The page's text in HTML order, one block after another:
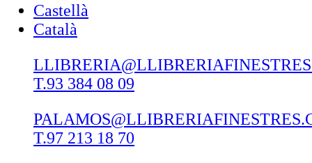
Castellà
Català
T.93 384 08 09
T.97 213 18 70